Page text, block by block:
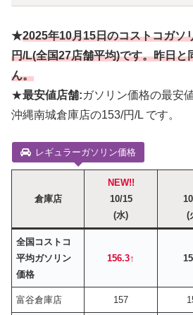
★2025年10月15日のコストコガソ
円/L(全国27店舗平均)です。昨日と
ん。
★最安値店舗:ガソリン価格の最安
沖縄南城倉庫店の153/円/L です。
レギュラーガソリン価格
倉庫店
NEW!!
10/15
(水)
(
全国コストコ
平均ガソリン
価格
156.3↑
富谷倉庫店 157